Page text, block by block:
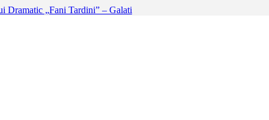
a Teatrului Dramatic „Fani Tardini” – Galati
cocoțată într-un copac devine și mai ciudată atunci când el